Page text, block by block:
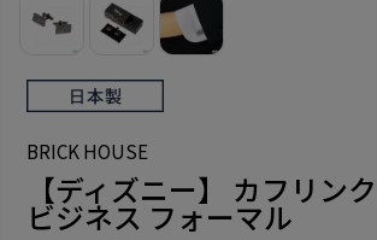
BRICK HOUSE
【ディズニー】 カフリン
ビジネス フォーマル